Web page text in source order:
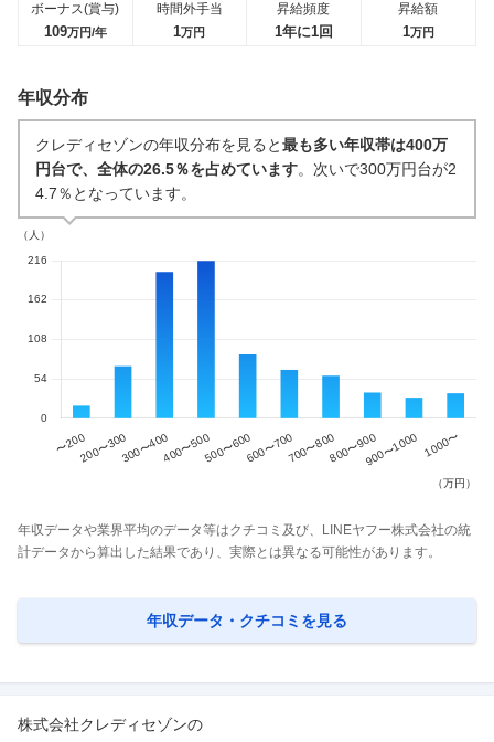
ボーナス(賞与)
109万円/年
時間外手当
1万円
昇給頻度
1年に1回
昇給額
1万円
年収分布
クレディセゾンの年収分布を見ると最も多い年収帯は400万
円台で、全体の26.5％を占めています。次いで300万円台が2
4.7％となっています。
年収データや業界平均のデータ等はクチコミ及び、LINEヤフー株式会社の統
計データから算出した結果であり、実際とは異なる可能性があります。
年収データ・クチコミを見る
株式会社クレディセゾンの